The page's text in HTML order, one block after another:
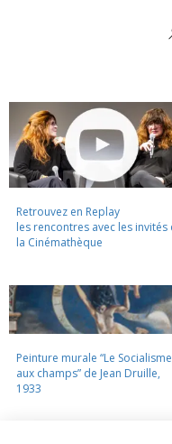
Retrouvez en Replay
les rencontres avec les invités
la Cinémathèque
Peinture murale “Le Socialisme
aux champs” de Jean Druille,
1933